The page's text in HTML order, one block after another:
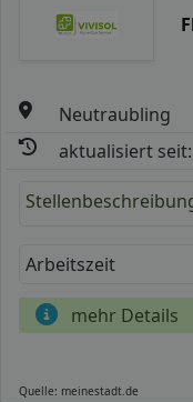
Neutraubling
aktualisiert
Arbeitszeit
mehr Details
Quelle: meinestadt.de